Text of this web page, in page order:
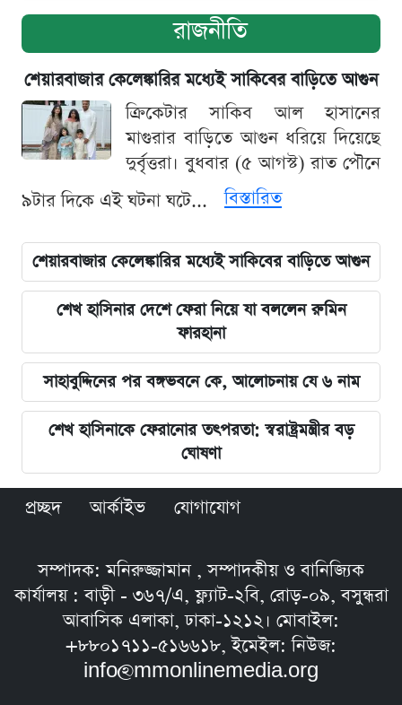
রাজনীতি
শেয়ারবাজার কেলেঙ্কারির মধ্যেই সাকিবের বাড়িতে আগুন
ক্রিকেটার সাকিব আল হাসানের
মাগুরার বাড়িতে আগুন ধরিয়ে দিয়েছে
দুর্বৃত্তরা। বুধবার (৫ আগস্ট) রাত পৌনে
৯টার দিকে এই ঘটনা ঘটে...
বিস্তারিত
শেয়ারবাজার কেলেঙ্কারির মধ্যেই সাকিবের বাড়িতে আগুন
শেখ হাসিনার দেশে ফেরা নিয়ে যা বললেন রুমিন
ফারহানা
সাহাবুদ্দিনের পর বঙ্গভবনে কে, আলোচনায় যে ৬ নাম
শেখ হাসিনাকে ফেরানোর তৎপরতা: স্বরাষ্ট্রমন্ত্রীর বড়
ঘোষণা
প্রচ্ছদ আর্কাইভ যোগাযোগ
সম্পাদক: মনিরুজ্জামান , সম্পাদকীয় ও বানিজ্যিক
কার্যালয় : বাড়ী - ৩৬৭/এ, ফ্ল্যাট-২বি, রোড়-০৯, বসুন্ধরা
আবাসিক এলাকা, ঢাকা-১২১২। মোবাইল:
+৮৮০১৭১১-৫১৬৬১৮, ইমেইল: নিউজ:
info@mmonlinemedia.org